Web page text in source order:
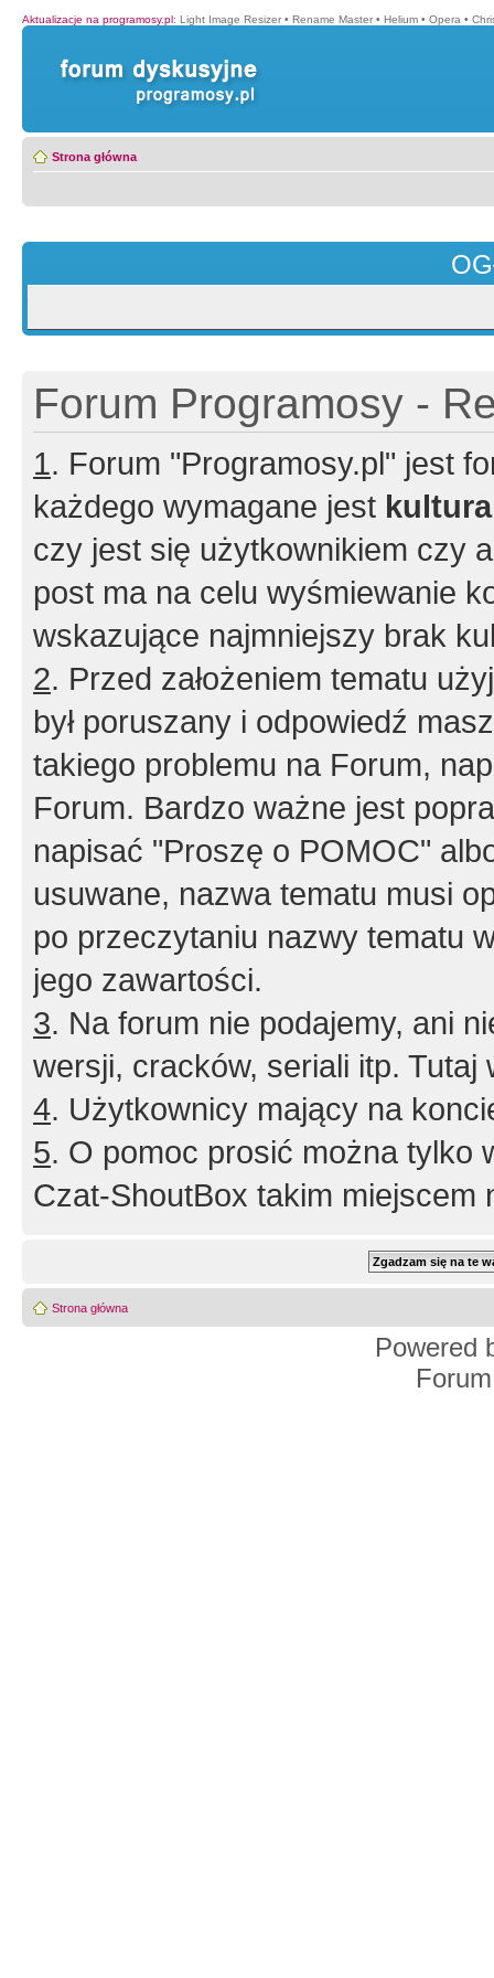
Aktualizacje na programosy.pl: Light Image Resizer • Rename Master • Helium • Opera •
Strona główna
Forum Programosy -
1. Forum "Programosy.pl" jest
każdego wymagane jest
czy jest się użytkownikiem czy
post ma na celu wyśmiewanie
wskazujące najmniejszy brak
2. Przed założeniem tematu
był poruszany i odpowiedź
takiego problemu na Forum,
Forum. Bardzo ważne jest
napisać "Proszę o POMOC"
usuwane, nazwa tematu musi
po przeczytaniu nazwy tematu
jego zawartości.
3. Na forum nie podajemy, ani
wersji, cracków, seriali itp. Tutaj
4. Użytkownicy mający na
5. O pomoc prosić można tylko
Czat-ShoutBox takim miejscem
Strona główna
Powered